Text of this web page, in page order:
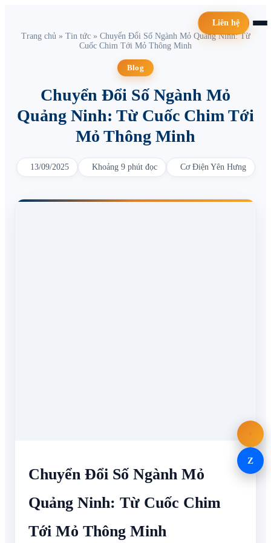
Liên hệ
Trang chủ» Tin tức» Chuyển Đổi Số Ngành Mỏ Quảng Ninh: Từ
Cuốc Chim Tới Mỏ Thông Minh
Blog
Chuyển Đổi Số Ngành Mỏ
Quảng Ninh: Từ Cuốc Chim Tới
Mỏ Thông Minh
13/09/2025 Khoảng 9 phút đọc
Chuyển Đổi Số Ngành Mỏ
Quảng Ninh: Từ Cuốc Chim
Z